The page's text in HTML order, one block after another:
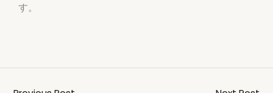
す。